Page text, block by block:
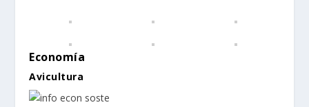
Economía
Avicultura